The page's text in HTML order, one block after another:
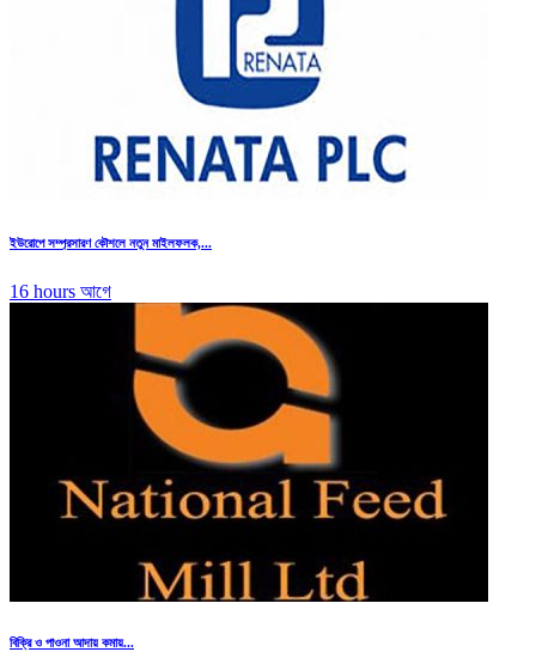
ইউরোপে সম্প্রসারণ কৌশলে নতুন মাইলফলক,...
16 hours আগে
বিক্রি ও পাওনা আদায় কমায়...